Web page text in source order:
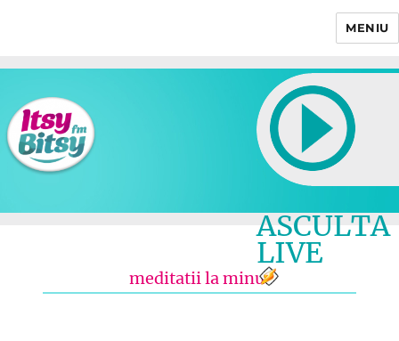
MENIU
ASCULTA
LIVE
meditatii la minut